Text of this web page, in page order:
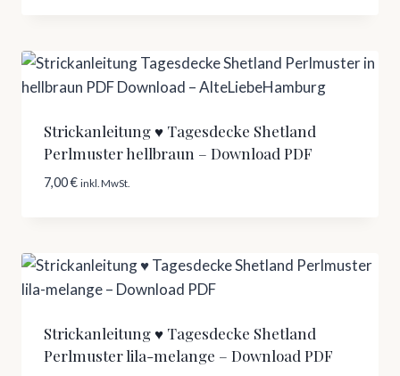
Strickanleitung ♥ Tagesdecke Shetland
Perlmuster hellbraun – Download PDF
7,00€ inkl. MwSt.
Strickanleitung ♥ Tagesdecke Shetland
Perlmuster lila-melange – Download PDF